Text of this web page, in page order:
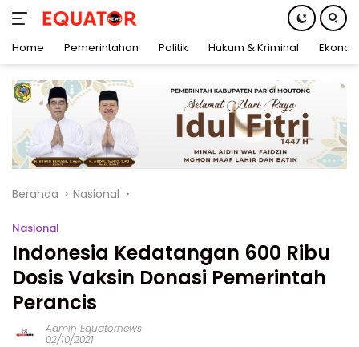
konten
Home Pemerintahan Politik Hukum & Kriminal
Beranda Nasional
Nasional
Indonesia Kedatangan 600 Ribu
Dosis Vaksin Donasi Pemerintah
Perancis
Admin Equatornews
02/10/2021